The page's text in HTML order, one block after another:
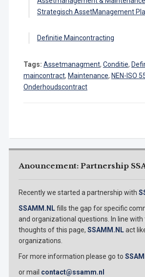
Anouncement: Partnership
Recently we started a partnership with
SSAMM.NLfills the gap for specific
and organizational questions. In line
thoughts of this page, SSAMM.NLact
organizations.
For more information please go to
or mail contact@ssamm.nl
Strategisch AssetManagement
Definitie Maincontracting
Tags: Assetmanagment, Conditie,
maincontract, Maintenance, NEN-ISO
Onderhoudscontract